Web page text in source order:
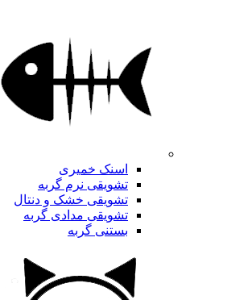
اسنک خمیری
تشویقی نرم گربه
تشویقی خشک و دنتال
تشویقی مدادی گربه
بستنی گربه